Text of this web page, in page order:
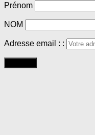
Prénom
NOM
Adresse email : :